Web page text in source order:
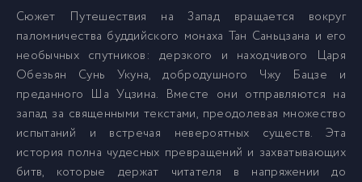
11-Глава 7
12 12-Глава 8
13-Глава 9
14 14-Глава 10
Сюжет Путешествия на Запад вращается вокруг
паломничества буддийского монаха Тан Саньцзана и его
необычных спутников: дерзкого и находчивого Царя
Обезьян Сунь Укуна, добродушного Чжу Бацзе и
преданного Ша Уцзина. Вместе они отправляются на
запад за священными текстами, преодолевая множество
испытаний и встречая невероятных существ. Эта
история полна чудесных превращений и захватывающих
битв, которые держат читателя в напряжении до